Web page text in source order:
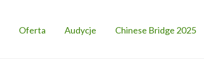
Oferta Audycje Chinese Bridge 2025